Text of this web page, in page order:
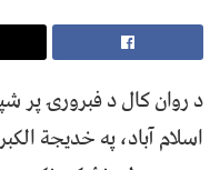
د روان کال د فبرورۍ پر
اسلام آباد، په خدیجة